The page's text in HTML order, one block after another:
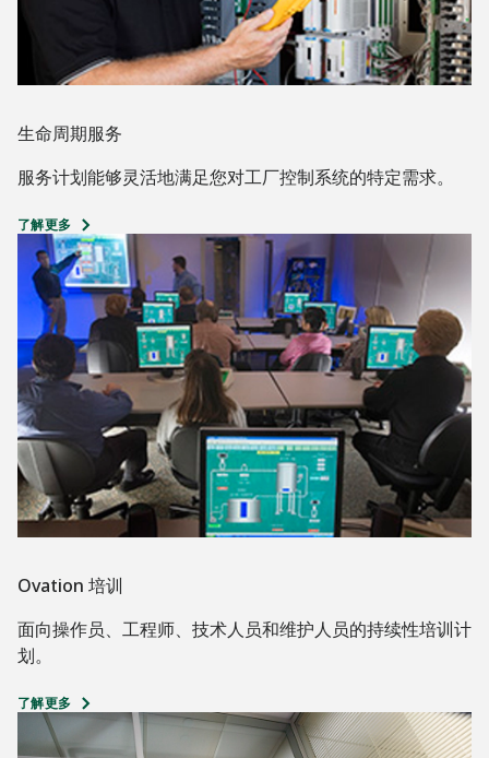
生命周期服务
服务计划能够灵活地满足您对工厂控制系统的特定需求。
了解更多
Ovation 培训
面向操作员、工程师、技术人员和维护人员的持续性培训计
划。
了解更多